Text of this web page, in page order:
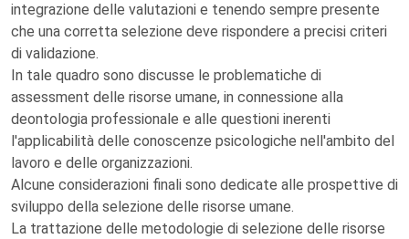
integrazione delle valutazioni e tenendo sempre presente
che una corretta selezione deve rispondere a precisi criteri
di validazione.
In tale quadro sono discusse le problematiche di
assessment delle risorse umane, in connessione alla
deontologia professionale e alle questioni inerenti
l'applicabilità delle conoscenze psicologiche nell'ambito del
lavoro e delle organizzazioni.
Alcune considerazioni finali sono dedicate alle prospettive di
sviluppo della selezione delle risorse umane.
La trattazione delle metodologie di selezione delle risorse